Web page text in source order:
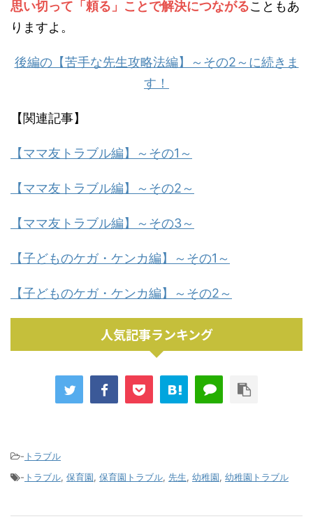
思い切って「頼る」ことで解決につながることもあ
りますよ。
後編の【苦手な先生攻略法編】～その2～に続きま
す！
【関連記事】
【ママ友トラブル編】～その1～
【ママ友トラブル編】～その2～
【ママ友トラブル編】～その3～
【子どものケガ・ケンカ編】～その1～
【子どものケガ・ケンカ編】～その2～
人気記事ランキング
- トラブル
- トラブル, 保育園, 保育園トラブル, 先生, 幼稚園, 幼稚園トラブル